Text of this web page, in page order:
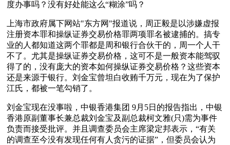
度办事吗？没有好处能这么“糊涂”吗？
上海市政府属下网站"东方网"报道说，周正毅是以涉嫌虚报
注册资本罪和操纵证券交易价格罪两项罪名被逮捕的。搞专
业的人都知道这两个罪都是周和银行合伙干的，周一个人干
不了。尤其是操纵证券交易价格，这可不是一般资本能驾驭
得了的，没有庞大的资本如何操纵证券交易价格？这些资本
还是来源于银行。刘金宝曾坦白收贿千万元，现在为了保护
江氏，都被一笔勾销了。
刘金宝现在没事啦，中银香港集团 9月5日的报告指出，中银
香港原副董事长兼总裁刘金宝及副总裁柯文雅(只)需为事件
负责而接受批评。并且调查委员会主席梁定邦表示，“有关
的调查至今没有发现任何有人贪污的证据”，但委员会认为